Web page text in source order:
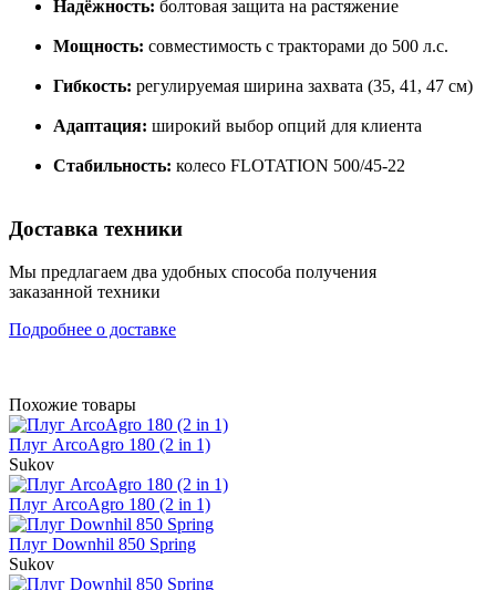
Надёжность: болтовая защита на растяжение
Мощность: совместимость с тракторами до 500 л.с.
Гибкость: регулируемая ширина захвата (35, 41, 47 см)
Адаптация: широкий выбор опций для клиента
Стабильность: колесо FLOTATION 500/45-22
Доставка техники
Мы предлагаем два удобных способа получения
заказанной техники
Подробнее о доставке
Похожие товары
Плуг ArcoAgro 180 (2 in 1)
Sukov
Плуг ArcoAgro 180 (2 in 1)
Плуг Downhil 850 Spring
Sukov